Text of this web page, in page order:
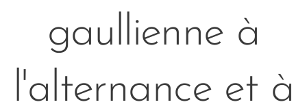
gaullienne à
l'alternance et à